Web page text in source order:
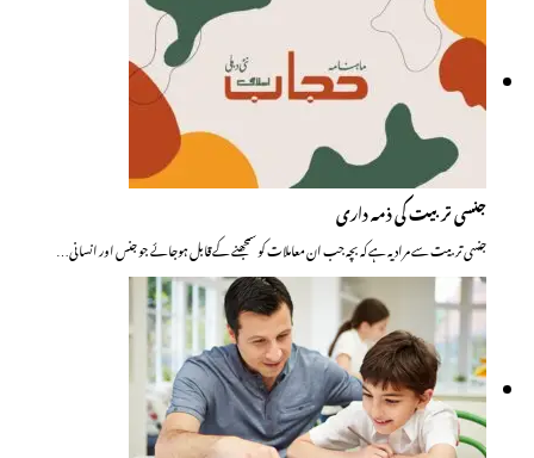
جنسی تربیت کی ذمہ داری
جنسی تربیت سے مراد یہ ہے کہ بچہ جب ان معاملات کو سمجھنے کے قابل ہوجائے جو جنس اور انسانی…